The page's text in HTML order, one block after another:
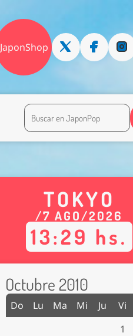
JaponShop
TOKYO
/7 AGO/2026
13:29 hs.
Octubre 2010
Do Lu Ma Mi Ju Vi
1